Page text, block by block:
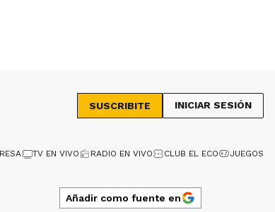
SUSCRIBITE INICIAR SESIÓN
TV EN VIVO RADIO EN VIVO CLUB EL ECO JUEGOS
Añadir como fuente en